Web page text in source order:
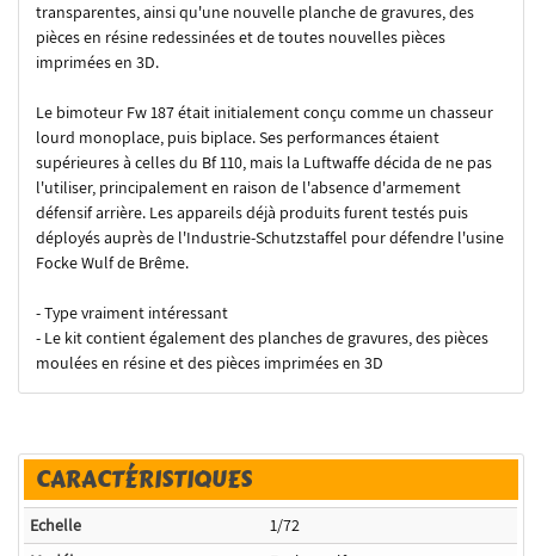
transparentes, ainsi qu'une nouvelle planche de gravures, des
pièces en résine redessinées et de toutes nouvelles pièces
imprimées en 3D.
Le bimoteur Fw 187 était initialement conçu comme un chasseur
lourd monoplace, puis biplace. Ses performances étaient
supérieures à celles du Bf 110, mais la Luftwaffe décida de ne pas
l'utiliser, principalement en raison de l'absence d'armement
défensif arrière. Les appareils déjà produits furent testés puis
déployés auprès de l'Industrie-Schutzstaffel pour défendre l'usine
Focke Wulf de Brême.
- Type vraiment intéressant
- Le kit contient également des planches de gravures, des pièces
moulées en résine et des pièces imprimées en 3D
CARACTÉRISTIQUES
Echelle
1/72